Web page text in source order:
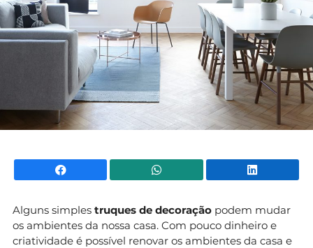
Facebook WhatsApp
Alguns simples truques de decoração podem mudar
os ambientes da nossa casa. Com pouco dinheiro e
criatividade é possível renovar os ambientes da casa e